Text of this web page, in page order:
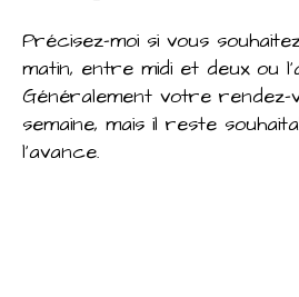
Précisez-moi si vous
matin, entre midi et deux ou
Généralement votre rendez-
semaine, mais il reste
l'avance.